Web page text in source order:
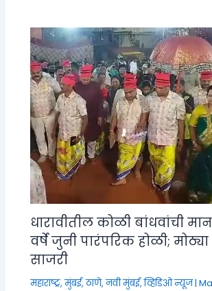
धारावीतील कोळी बांधवांची
वर्षे जुनी पारंपरिक होळी; मोठ्या
साजरी
महाराष्ट्र,मुंबई, ठाणे, नवी मुंबई,व्हिडिओ न्यूज|